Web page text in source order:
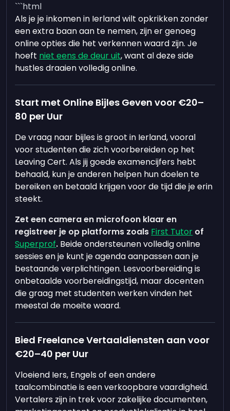
```html
Als je je inkomen in Ierland wilt opkrikken zonder
een extra baan aan te nemen, zijn er genoeg
online opties die het verkennen waard zijn. Je
hoeft niet eens de deur uit, want al deze side
hustles draaien volledig online.
Start met Online Bijles Geven voor €20–
80 per Uur
De vraag naar bijles is groot in Ierland, vooral
voor studenten die zich voorbereiden op het
Leaving Cert. Als jij goede examencijfers hebt
behaald, kun je anderen helpen hun doelen te
bereiken en betaald krijgen voor de tijd die je erin
steekt.
Zet een camera en microfoon klaar en
registreer je op platforms zoals First Tutor of
Superprof. Beide ondersteunen volledig online
sessies en je kunt je agenda aanpassen aan je
bestaande verplichtingen. Lesvoorbereiding is
onbetaalde voorbereidingstijd, maar docenten
die graag met studenten werken vinden het
meestal de moeite waard.
Bied Freelance Vertaaldiensten aan voor
€20–40 per Uur
Vloeiend Iers, Engels of een andere
taalcombinatie is een verkoopbare vaardigheid.
Vertalers zijn in trek voor zakelijke documenten,